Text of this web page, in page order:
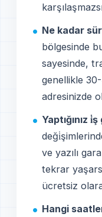
Ne kadar
bölgesinde
sayesinde,
genellikle
adresinizde
Yaptığınız
ve yazılı
tekrar
ücretsiz
Hangi